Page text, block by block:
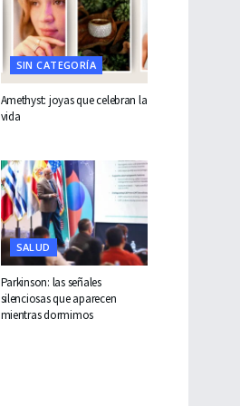
SIN CATEGORÍA
Amethyst: joyas que celebran la
vida
SALUD
Parkinson: las señales
silenciosas que aparecen
mientras dormimos